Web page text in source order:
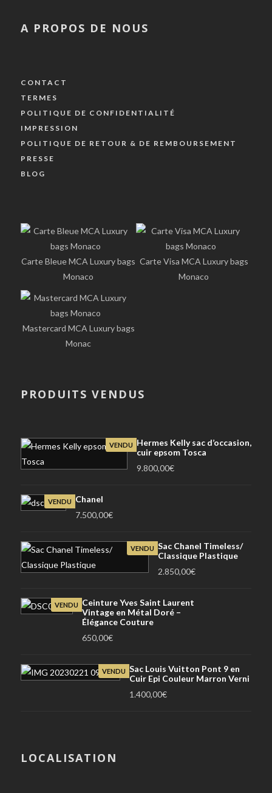
A PROPOS DE NOUS
CONTACT
TERMES
POLITIQUE DE CONFIDENTIALITÉ
IMPRESSION
POLITIQUE DE RETOUR & DE REMBOURSEMENT
PRESSE
BLOG
Carte Bleue MCA Luxury bags
Monaco
Carte Visa MCA Luxury bags
Monaco
Mastercard MCA Luxury bags
Monac
PRODUITS VENDUS
VENDU
Hermes Kelly sac d’occasion,
cuir epsom Tosca
9.800,00€
VENDU
Chanel
7.500,00€
VENDU Sac Chanel Timeless/
Classique Plastique
2.850,00€
VENDU
Ceinture Yves Saint Laurent
Vintage en Métal Doré –
Élégance Couture
650,00€
VENDU Sac Louis Vuitton Pont 9 en
Cuir Epi Couleur Marron Verni
1.400,00€
LOCALISATION